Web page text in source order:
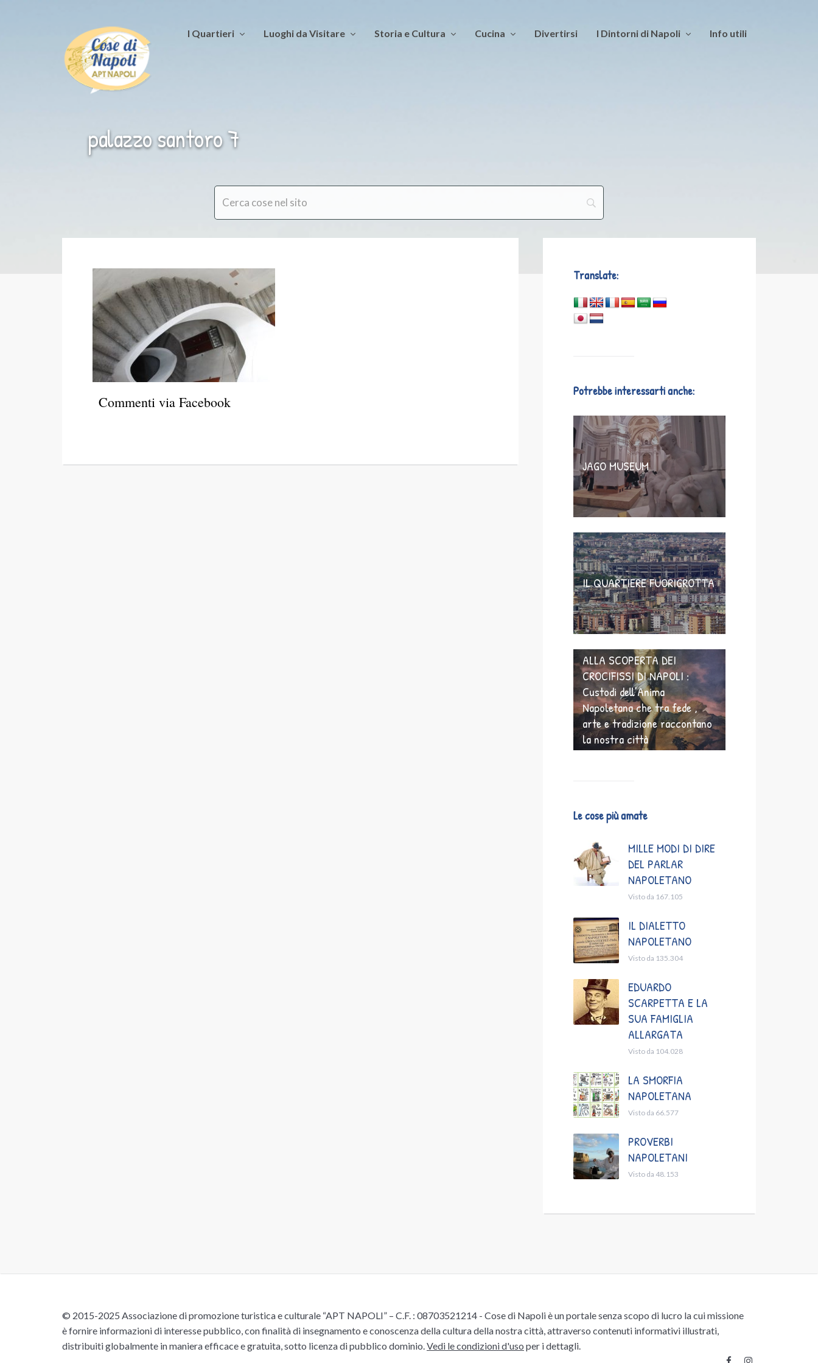
I Quartieri Luoghi da Visitare Storia e Cultura Cucina Divertirsi I Dintorni di Napoli Info utili
palazzo santoro 7
Commenti via Facebook
Translate:
Potrebbe interessarti anche:
JAGO MUSEUM
IL QUARTIERE FUORIGROTTA
ALLA SCOPERTA DEI
CROCIFISSI DI NAPOLI :
Custodi dell’Anima
Napoletana che tra fede ,
arte e tradizione raccontano
la nostra città
Le cose più amate
MILLE MODI DI DIRE
DEL PARLAR
NAPOLETANO
Visto da 167.105
IL DIALETTO
NAPOLETANO
Visto da 135.304
EDUARDO
SCARPETTA E LA
SUA FAMIGLIA
ALLARGATA
Visto da 104.028
LA SMORFIA
NAPOLETANA
Visto da 66.577
PROVERBI
NAPOLETANI
Visto da 48.153
© 2015-2025 Associazione di promozione turistica e culturale “APT NAPOLI” – C.F. : 08703521214 - Cose di Napoli è un portale senza scopo di lucro la cui missione
è fornire informazioni di interesse pubblico, con finalità di insegnamento e conoscenza della cultura della nostra città, attraverso contenuti informativi illustrati,
distribuiti globalmente in maniera efficace e gratuita, sotto licenza di pubblico dominio.Vedi le condizioni d'uso per i dettagli.